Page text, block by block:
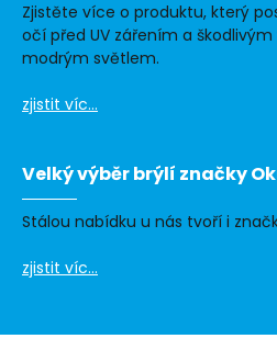
Zjistěte více o produktu, který
očí před UV zářením a
modrým světlem.
zjistit víc...
Velký výběr brýlí značky
Stálou nabídku u nás tvoří i
zjistit víc...